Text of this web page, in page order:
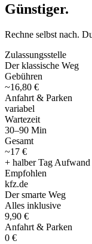
Günstiger.
Rechne selbst nach.
Zulassungsstelle
Der klassische Weg
Gebühren
~16,80 €
Anfahrt & Parken
variabel
Wartezeit
30–90 Min
Gesamt
~17 €
+ halber Tag Aufwand
Empfohlen
kfz.de
Der smarte Weg
Alles inklusive
9,90 €
Anfahrt & Parken
0 €